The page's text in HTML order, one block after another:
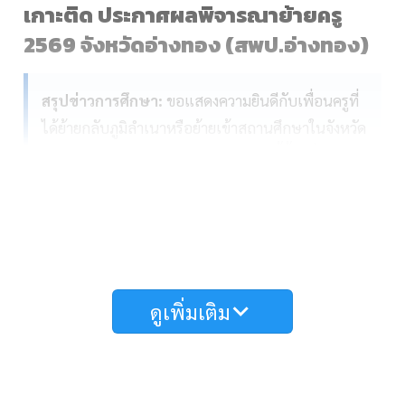
เกาะติด ประกาศผลพิจารณาย้ายครู
2569 จังหวัดอ่างทอง (สพป.อ่างทอง)
สรุปข่าวการศึกษา: ขอแสดงความยินดีกับเพื่อนครูที่
ได้ย้ายกลับภูมิลำเนาหรือย้ายเข้าสถานศึกษาในจังหวัด
คำสั่ง แอดมินจะนำไฟล์ประกาศรายชื่อมาอัปเดตให้
ดูเพิ่มเติม